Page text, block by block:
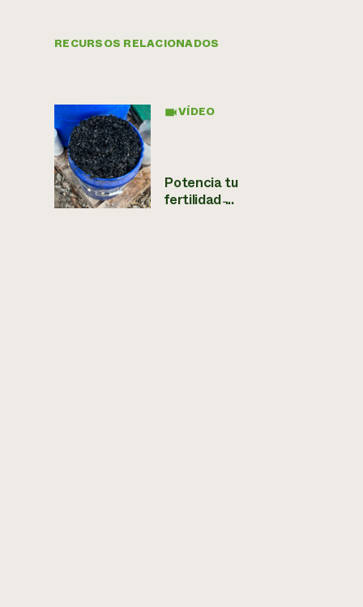
RECURSOS RELACIONADOS
VÍDEO
Potencia tu
fertilidad ̵...